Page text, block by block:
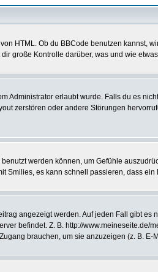
HTML. Ob du BBCode benutzen kannst,
große Kontrolle darüber, was und wie
Administrator erlaubt wurde. Falls du es
zerstören oder andere Störungen
werden können, um Gefühle
Smilies, es kann schnell passieren, dass
angezeigt werden. Auf jeden Fall gibt
befindet. Z. B. http://
brauchen, um sie anzuzeigen (z. B.